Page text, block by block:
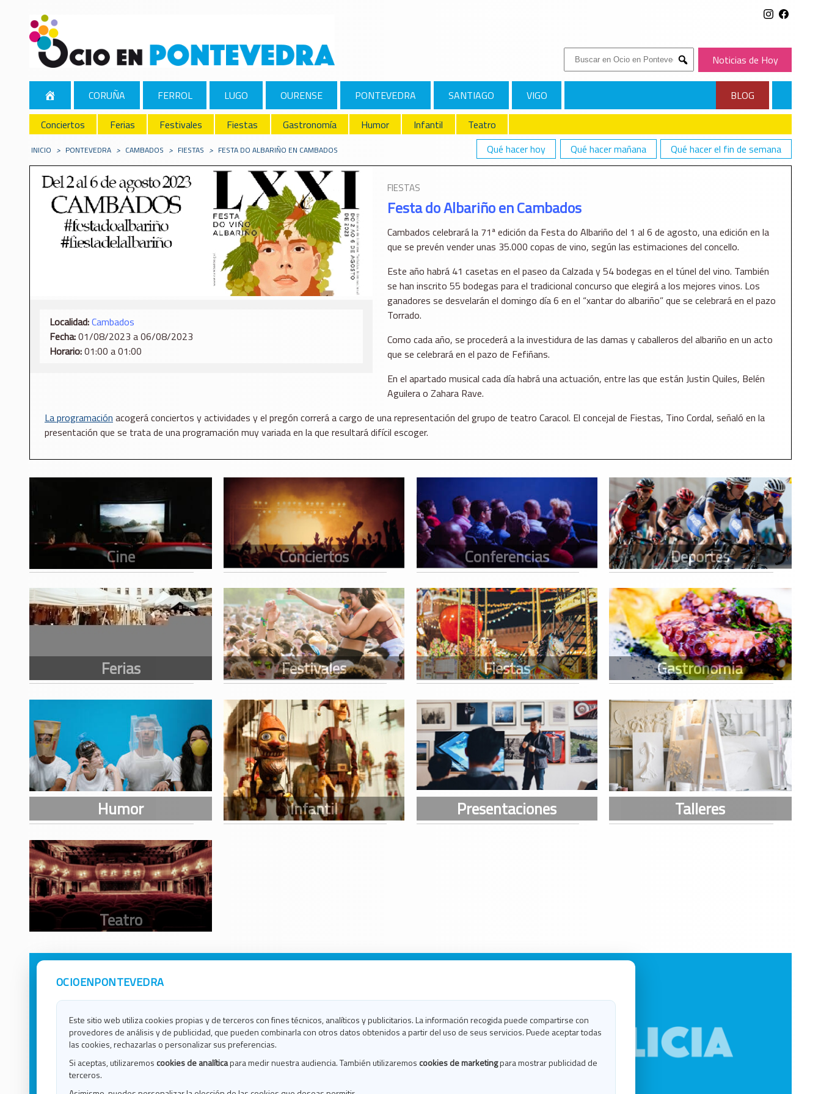
Buscar:
Submit
Noticias de Hoy
CORUÑA FERROL LUGO OURENSE PONTEVEDRA SANTIAGO VIGO
BLOG
Conciertos
Ferias Festivales Fiestas Gastronomía Humor Infantil
Teatro
Qué hacer hoy
Qué hacer mañana Qué hacer el fin de semana
INICIO > PONTEVEDRA > CAMBADOS > FIESTAS > FESTA DO ALBARIÑO EN CAMBADOS
Localidad:Cambados
Fecha:01/08/2023 a 06/08/2023
Horario:01:00 a 01:00
FIESTAS
Festa do Albariño en Cambados
Cambados celebrará la 71ª edición da Festa do Albariño del 1 al 6 de agosto, una edición en la
que se prevén vender unas 35.000 copas de vino, según las estimaciones del concello.
Este año habrá 41 casetas en el paseo da Calzada y 54 bodegas en el túnel del vino. También
se han inscrito 55 bodegas para el tradicional concurso que elegirá a los mejores vinos. Los
ganadores se desvelarán el domingo día 6 en el “xantar do albariño” que se celebrará en el pazo
Torrado.
Como cada año, se procederá a la investidura de las damas y caballeros del albariño en un acto
que se celebrará en el pazo de Fefiñans.
En el apartado musical cada día habrá una actuación, entre las que están Justin Quiles, Belén
Aguilera o Zahara Rave.
La programación acogerá conciertos y actividades y el pregón correrá a cargo de una representación del grupo de teatro Caracol. El concejal de Fiestas, Tino Cordal, señaló en la
presentación que se trata de una programación muy variada en la que resultará difícil escoger.
OCIOENPONTEVEDRA
Este sitio web utiliza cookies propias y de terceros con fines técnicos, analíticos y publicitarios. La información recogida puede compartirse con
provedores de análisis y de publicidad, que pueden combinarla con otros datos obtenidos a partir del uso de seus servicios. Puede aceptar todas
las cookies, rechazarlas o personalizar sus preferencias.
Si aceptas, utilizaremos cookies de analíticapara medir nuestra audiencia. También utilizaremos cookies de marketingpara mostrar publicidad de
terceros.
Avisos Legales
Política de Cookies
Ocio en Lugo
Ocio en Ourense
Ocio en Santiago